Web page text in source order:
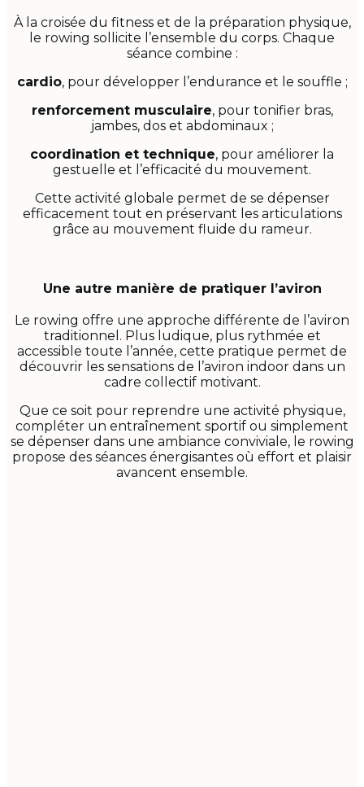
À la croisée du fitness et de la préparation physique,
le rowing sollicite l’ensemble du corps. Chaque
séance combine :
cardio, pour développer l’endurance et le souffle ;
renforcement musculaire, pour tonifier bras,
jambes, dos et abdominaux ;
coordination et technique, pour améliorer la
gestuelle et l’efficacité du mouvement.
Cette activité globale permet de se dépenser
efficacement tout en préservant les articulations
grâce au mouvement fluide du rameur.
Une autre manière de pratiquer l’aviron
Le rowing offre une approche différente de l’aviron
traditionnel. Plus ludique, plus rythmée et
accessible toute l’année, cette pratique permet de
découvrir les sensations de l’aviron indoor dans un
cadre collectif motivant.
Que ce soit pour reprendre une activité physique,
compléter un entraînement sportif ou simplement
se dépenser dans une ambiance conviviale, le rowing
propose des séances énergisantes où effort et plaisir
avancent ensemble.